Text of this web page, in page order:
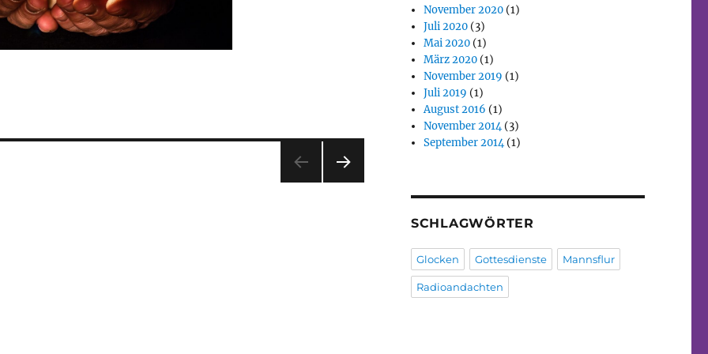
November 2020 (1)
Juli 2020 (3)
Mai 2020 (1)
März 2020 (1)
November 2019 (1)
Juli 2019 (1)
August 2016 (1)
November 2014(3)
September 2014(1)
SCHLAGWÖRTER
Glocken Gottesdienste Mannsflur
Radioandachten